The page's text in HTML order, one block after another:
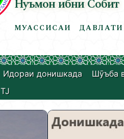
Нуъмон ибни Собит
МУАССИСАИ
Идораи донишкада Шӯъба
TJ